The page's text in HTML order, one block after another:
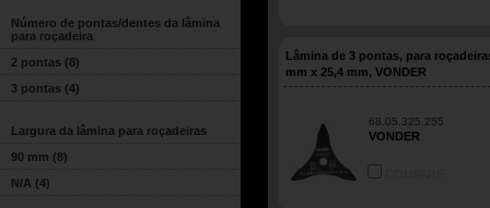
Número de pontas/dentes da lâmina
para roçadeira
2 pontas (8)
3 pontas (4)
Largura da lâmina para roçadeiras
90 mm (8)
N/A (4)
Lâmina de 3 pontas, para
mm x 25,4 mm, VONDER
68.05.325.255
VONDER